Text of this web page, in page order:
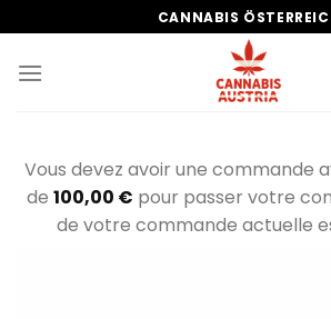
Inhalt
springen
CANNABIS
Vous devez avoir une commande
de 100,00 € pour passer votre
de votre commande actuelle